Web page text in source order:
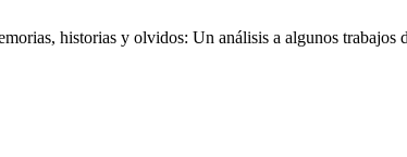
historias y olvidos: Un análisis a algunos